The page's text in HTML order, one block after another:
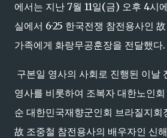
에서는 지난 7월 11일(금) 오후 4시
실에서 6·25 한국전쟁 참전용사인
가족에게 화랑무공훈장을 전달했다.
구본일 영사의 사회로 진행된 이날
영사를 비롯하여 조복자 대한노인
순 대한민국재향군인회 브라질지회
故 조중철 참전용사의 배우자인 신